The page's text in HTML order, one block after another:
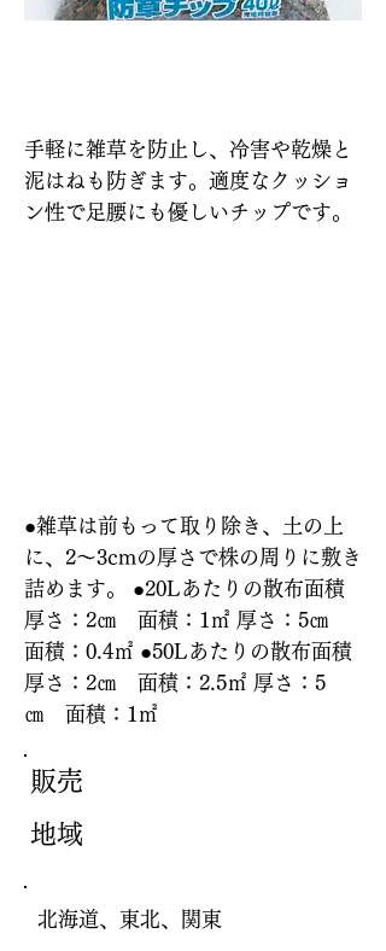
手軽に雑草を防止し、冷害や乾燥と
泥はねも防ぎます。適度なクッショ
ン性で足腰にも優しいチップです。
●雑草は前もって取り除き、土の上
に、2～3cmの厚さで株の周りに敷き
詰めます。 ●20Lあたりの散布面積
厚さ：2㎝ 面積：1㎡ 厚さ：5㎝
面積：0.4㎡ ●50Lあたりの散布面積
厚さ：2㎝ 面積：2.5㎡ 厚さ：5
㎝ 面積：1㎡
販売
地域
北海道、東北、関東